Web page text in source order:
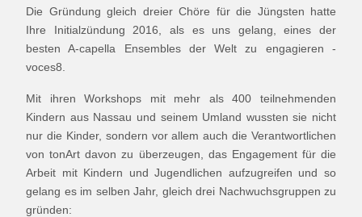
Die Gründung gleich dreier Chöre für die Jüngsten hatte
Ihre Initialzündung 2016, als es uns gelang, eines der
besten A-capella Ensembles der Welt zu engagieren -
voces8.
Mit ihren Workshops mit mehr als 400 teilnehmenden
Kindern aus Nassau und seinem Umland wussten sie nicht
nur die Kinder, sondern vor allem auch die Verantwortlichen
von tonArt davon zu überzeugen, das Engagement für die
Arbeit mit Kindern und Jugendlichen aufzugreifen und so
gelang es im selben Jahr, gleich drei Nachwuchsgruppen zu
gründen: